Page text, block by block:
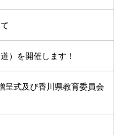
）を開催します！
呈式及び香川県教育委員会